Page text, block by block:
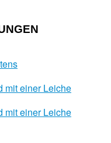
mit einer Leiche
mit einer Leiche